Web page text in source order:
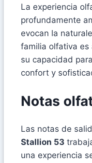
La experiencia
profundamente
evocan la
familia olfativa es
su capacidad
confort y
Notas
Las notas de
Stallion 53
una experiencia